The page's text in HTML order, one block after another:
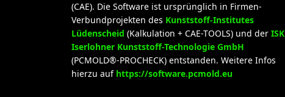
(CAE). Die Software ist ursprünglich in Firmen-
Verbundprojekten des Kunststoff-Institutes
Lüdenscheid (Kalkulation + CAE-TOOLS) und der ISK
Iserlohner Kunststoff-Technologie GmbH
(PCMOLD®-PROCHECK) entstanden. Weitere Infos
hierzu auf https://software.pcmold.eu